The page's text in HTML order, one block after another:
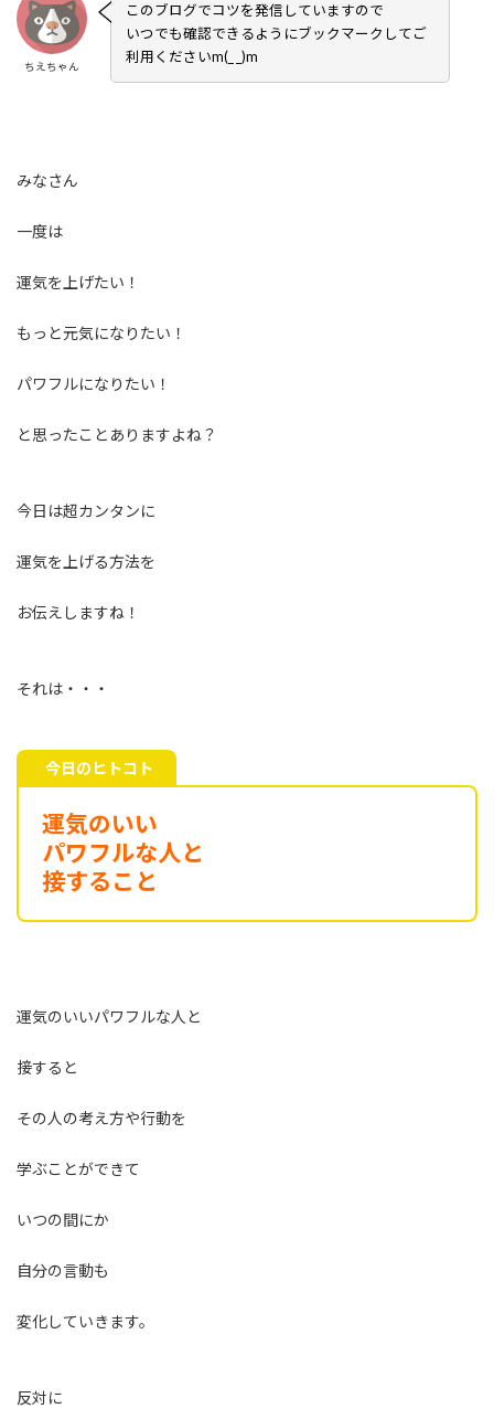
ちえちゃん
このブログでコツを発信していますので
いつでも確認できるようにブックマークしてご
利用くださいm(_ _)m
みなさん
一度は
運気を上げたい！
もっと元気になりたい！
パワフルになりたい！
と思ったことありますよね？
今日は超カンタンに
運気を上げる方法を
お伝えしますね！
それは・・・
今日のヒトコト
運気のいい
パワフルな人と
接する こと
運気のいいパワフルな人と
接すると
その人の考え方や行動を
学ぶことができて
いつの間にか
自分の言動も
変化していきます。
反対に